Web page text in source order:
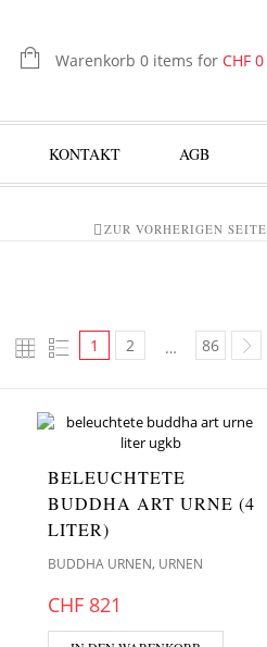
Warenkorb 0 items for CHF 0
KONTAKT AGB
ZUR VORHERIGEN SEITE
1 2 … 86
BELEUCHTETE
BUDDHA ART URNE (4
LITER)
BUDDHA URNEN, URNEN
CHF821